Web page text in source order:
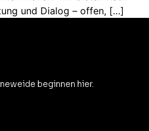
und Dialog – offen, […]
beginnen hier.